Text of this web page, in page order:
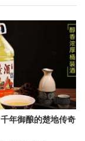
年御酿的楚地传奇